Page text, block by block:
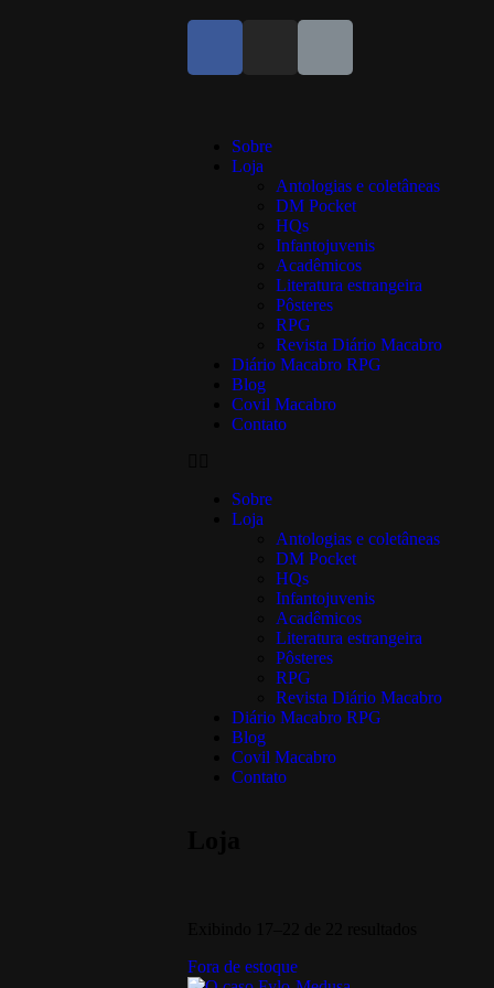
Sobre
Loja
Antologias e coletâneas
DM Pocket
HQs
Infantojuvenis
Acadêmicos
Literatura estrangeira
Pôsteres
RPG
Revista Diário Macabro
Diário Macabro RPG
Blog
Covil Macabro
Contato
Sobre
Loja
Antologias e coletâneas
DM Pocket
HQs
Infantojuvenis
Acadêmicos
Literatura estrangeira
Pôsteres
RPG
Revista Diário Macabro
Diário Macabro RPG
Blog
Covil Macabro
Contato
Fora de estoque